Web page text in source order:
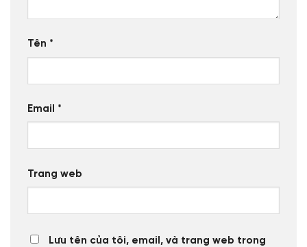
Tên *
Email *
Trang web
Lưu tên của tôi, email, và trang web trong